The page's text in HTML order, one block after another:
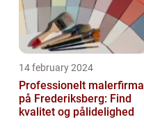
14 february 2024
Professionelt malerfirma
på Frederiksberg: Find
kvalitet og pålidelighed